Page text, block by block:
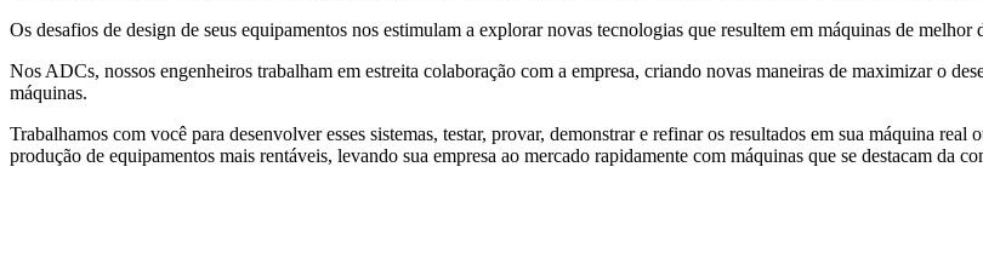
Os desafios de design de seus equipamentos nos estimulam a explorar novas tecnologias que resultem em máquinas de
Nos ADCs, nossos engenheiros trabalham em estreita colaboração com a empresa, criando novas maneiras de maximizar o
máquinas.
Trabalhamos com você para desenvolver esses sistemas, testar, provar, demonstrar e refinar os resultados em sua máquina
produção de equipamentos mais rentáveis, levando sua empresa ao mercado rapidamente com máquinas que se destacam da